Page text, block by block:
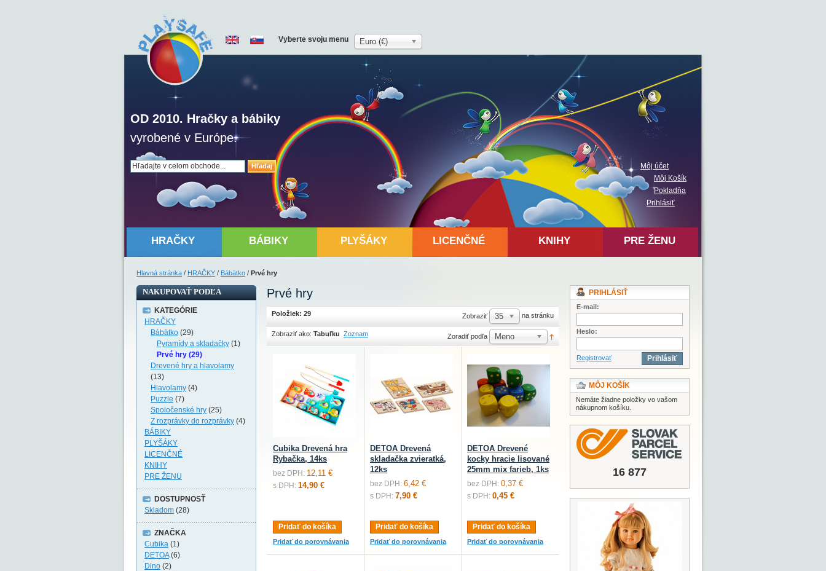
Hľadaj
OD 2010. Hračky a bábiky
vyrobené v Európe.
Môj účet
Môj Košík
Pokladňa
Prihlásiť
Vyberte svoju menu Euro (€)
HRAČKY BÁBIKY PLYŠÁKY LICENČNÉ KNIHY PRE ŽENU
Hlavná stránka / HRAČKY / Bábätko / Prvé hry
Prvé hry
Položiek: 29 Zobraziť 35 na stránku
Zobraziť ako: Tabuľku Zoznam Zoradiť podľa Meno
Cubika Drevená hra
Rybačka, 14ks
bez DPH: 12,11 €
s DPH: 14,90 €
Pridať do košíka
Pridať do porovnávania
DETOA Drevená
skladačka zvieratká,
12ks
bez DPH: 6,42 €
s DPH: 7,90 €
Pridať do košíka
Pridať do porovnávania
DETOA Drevené
kocky hracie lisované
25mm mix farieb, 1ks
bez DPH: 0,37 €
s DPH: 0,45 €
Pridať do košíka
Pridať do porovnávania
NAKUPOVAŤ PODĽA
KATEGÓRIE
HRAČKY
Bábätko (29)
Pyramídy a skladačky (1)
Prvé hry (29)
Drevené hry a hlavolamy
(13)
Hlavolamy (4)
Puzzle (7)
Spoločenské hry (25)
Z rozprávky do rozprávky (4)
BÁBIKY
PLYŠÁKY
LICENČNÉ
KNIHY
PRE ŽENU
DOSTUPNOSŤ
Skladom (28)
ZNAČKA
Cubika (1)
DETOA(6)
Dino (2)
PRIHLÁSIŤ
E-mail:
Heslo:
Registrovať Prihlásiť
MÔJ KOŠÍK
Nemáte žiadne položky vo vašom
nákupnom košíku.
16 877